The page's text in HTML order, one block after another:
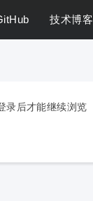
技术博客
录后才能继续浏览